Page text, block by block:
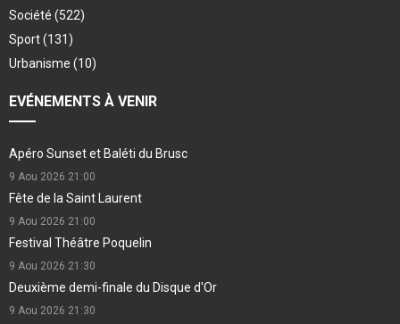
Société (522)
Sport(131)
Urbanisme (10)
EVÉNEMENTS À VENIR
Apéro Sunset et Baléti du Brusc
9 Aou 2026 21:00
Fête de la Saint Laurent
9 Aou 2026 21:00
Festival Théâtre Poquelin
9 Aou 2026 21:30
Deuxième demi-finale du Disque d'Or
9 Aou 2026 21:30